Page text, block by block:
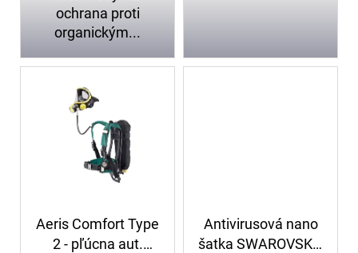
ochrana proti
organickým...
Aeris Comfort Type
2 - pľúcna aut.
Antivirusová nano
šatka SWAROVSKI ,